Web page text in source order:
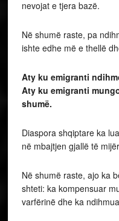
nevojat e tjera bazë.
Në shumë raste, pa
ishte edhe më e thellë
Aty ku emigranti
Aty ku emigranti
shumë.
Diaspora shqiptare ka
në mbajtjen gjallë të
Në shumë raste, ajo ka
shteti: ka kompensuar
varfërinë dhe ka